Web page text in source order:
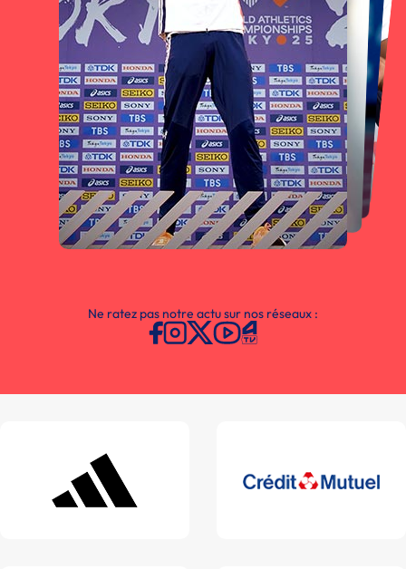
Ne ratez pas notre actu sur nos réseaux :